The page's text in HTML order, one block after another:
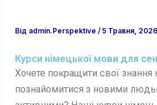
Від admin.Perspektive/5 Травня, 2026
Курси німецької мови для
Хочете покращити свої знання
познайомитися з новими